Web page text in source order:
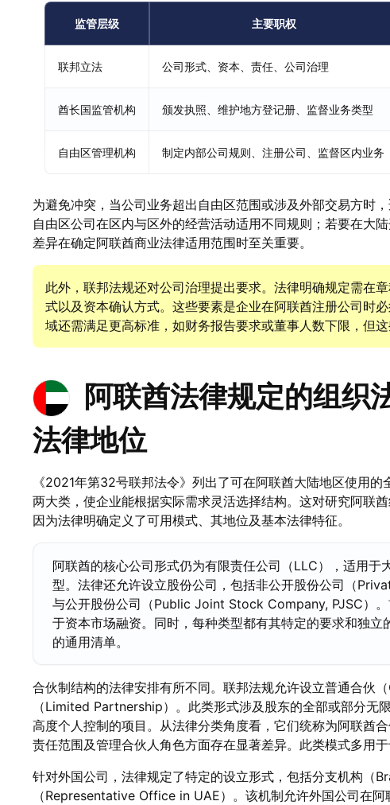
监管层级 主要职权
联邦立法 公司形式、资本、责任、公司治理
酋长国监管机构 颁发执照、维护地方登记册、监督业务类型
自由区管理机构 制定内部公司规则、注册公司、监督区内业务
为避免冲突，当公司业务超出自由区范围或涉及外部交易方时
自由区公司在区内与区外的经营活动适用不同规则；若要在大
差异在确定阿联酋商业法律适用范围时至关重要。
此外，联邦法规还对公司治理提出要求。法律明确规定需在
式以及资本确认方式。这些要素是企业在阿联酋注册公司时
域还需满足更高标准，如财务报告要求或董事人数下限，但这
阿联酋法律规定的组织
法律地位
《2021年第32号联邦法令》列出了可在阿联酋大陆地区使用
两大类，使企业能根据实际需求灵活选择结构。这对研究阿联
因为法律明确定义了可用模式、其地位及基本法律特征。
阿联酋的核心公司形式仍为有限责任公司（LLC），适用于
型。法律还允许设立股份公司，包括非公开股份公司（
与公开股份公司（Public Joint Stock Company, PJSC）
于资本市场融资。同时，每种类型都有其特定的要求和独立
的通用清单。
合伙制结构的法律安排有所不同。联邦法规允许设立普通合伙
（Limited Partnership）。此类形式涉及股东的全部或部分无
高度个人控制的项目。从法律分类角度看，它们统称为阿联酋
责任范围及管理合伙人角色方面存在显著差异。此类模式多用于
针对外国公司，法律规定了特定的设立形式，包括分支机构（
（Representative Office in UAE）。该机制允许外国公司在